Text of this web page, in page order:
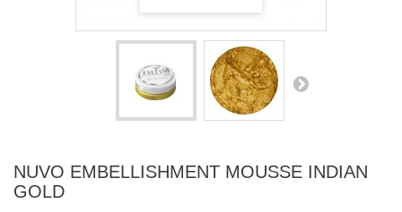
NUVO EMBELLISHMENT MOUSSE INDIAN
GOLD